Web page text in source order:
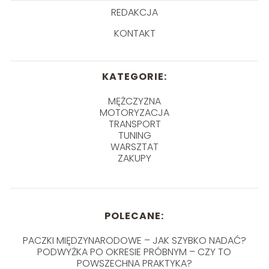
REDAKCJA
KONTAKT
KATEGORIE:
MĘŻCZYZNA
MOTORYZACJA
TRANSPORT
TUNING
WARSZTAT
ZAKUPY
POLECANE:
PACZKI MIĘDZYNARODOWE – JAK SZYBKO NADAĆ?
PODWYŻKA PO OKRESIE PRÓBNYM – CZY TO
POWSZECHNA PRAKTYKA?